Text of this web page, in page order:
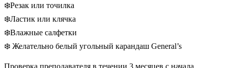
❄️Резак или точилка
❄️Ластик или клячка
❄️Влажные салфетки
❄️ Желательно белый угольный карандаш General’s
Проверка преподавателя в течении 3 месяцев с начала